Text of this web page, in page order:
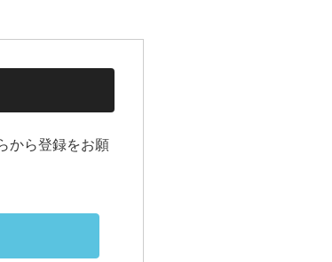
から登録をお願